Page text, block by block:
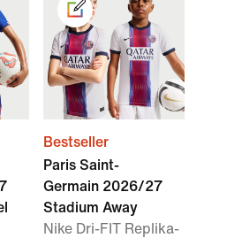
Bestseller
Paris Saint-
Germain 2026/27
Stadium Away
Nike Dri-FIT Replika-